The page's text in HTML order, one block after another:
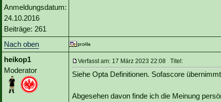
Anmeldungsdatum:
24.10.2016
Beiträge: 261
Nach oben
heikop1
Moderator
Verfasst am: 17 März 2023 22:08 Titel:
Siehe Opta Definitionen. Sofascore
Abgesehen davon finde ich die Meinung